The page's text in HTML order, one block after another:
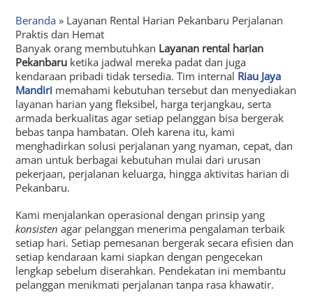
Beranda » Layanan Rental Harian Pekanbaru Perjalanan
Praktis dan Hemat
Banyak orang membutuhkan Layanan rental harian
Pekanbaru ketika jadwal mereka padat dan juga
kendaraan pribadi tidak tersedia. Tim internal Riau Jaya
Mandiri memahami kebutuhan tersebut dan menyediakan
layanan harian yang fleksibel, harga terjangkau, serta
armada berkualitas agar setiap pelanggan bisa bergerak
bebas tanpa hambatan. Oleh karena itu, kami
menghadirkan solusi perjalanan yang nyaman, cepat, dan
aman untuk berbagai kebutuhan mulai dari urusan
pekerjaan, perjalanan keluarga, hingga aktivitas harian di
Pekanbaru.
Kami menjalankan operasional dengan prinsip yang
konsisten agar pelanggan menerima pengalaman terbaik
setiap hari. Setiap pemesanan bergerak secara efisien dan
setiap kendaraan kami siapkan dengan pengecekan
lengkap sebelum diserahkan. Pendekatan ini membantu
pelanggan menikmati perjalanan tanpa rasa khawatir.